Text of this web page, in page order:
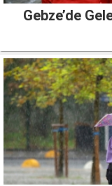
Gebze’de